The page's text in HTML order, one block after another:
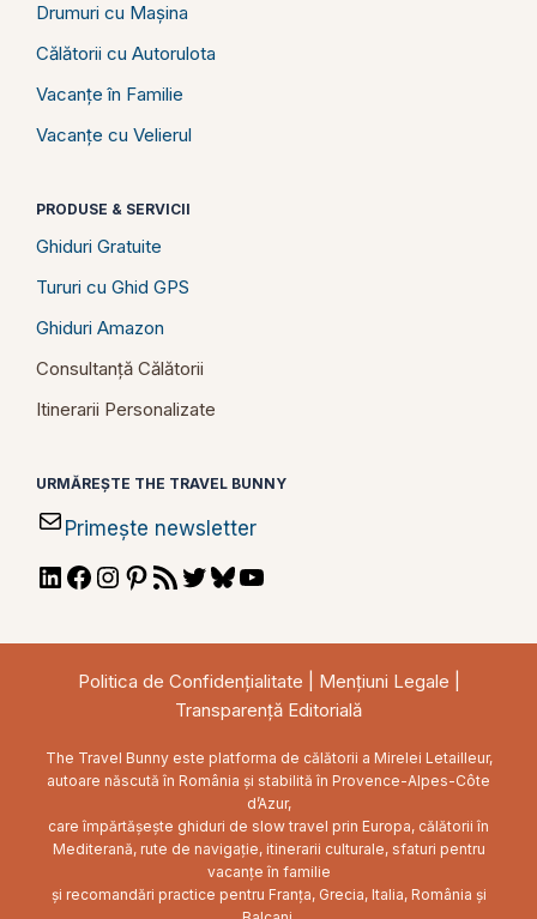
Drumuri cu Mașina
Călătorii cu Autorulota
Vacanțe în Familie
Vacanțe cu Velierul
PRODUSE & SERVICII
Ghiduri Gratuite
Tururi cu Ghid GPS
Ghiduri Amazon
Consultanță Călătorii
Itinerarii Personalizate
URMĂREȘTE THE TRAVEL BUNNY
Primește newsletter
LinkedIn
Facebook
Instagram
Pinterest
RSSTwitterBluesky
Politica de Confidențialitate Mențiuni Legale
Transparență Editorială
The Travel Bunny este platforma de călătorii a Mirelei Letailleur,
autoare născută în România și stabilită în Provence-Alpes-Côte
d’Azur,
care împărtășește ghiduri de slow travel prin Europa, călătorii în
Mediterană, rute de navigație, itinerarii culturale, sfaturi pentru
vacanțe în familie
și recomandări practice pentru Franța, Grecia, Italia, România și